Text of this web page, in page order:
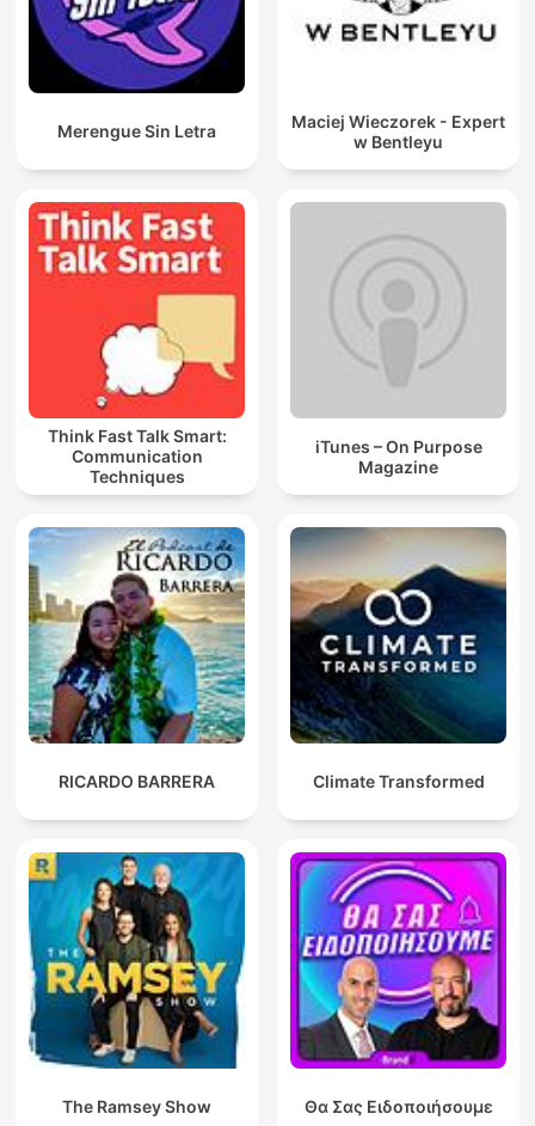
Merengue Sin Letra
Maciej Wieczorek - Expert
w Bentleyu
Think Fast Talk Smart:
Communication
Techniques
iTunes – On Purpose
Magazine
RICARDO BARRERA Climate Transformed
The Ramsey Show Θα Σας Ειδοποιήσουμε